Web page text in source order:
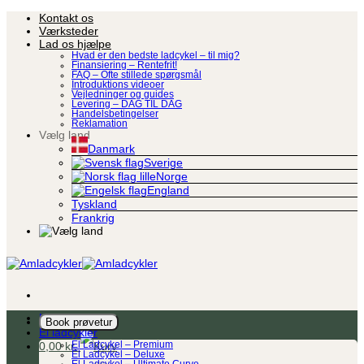
Fortsæt
indhold
Kontakt os
Værksteder
Lad os hjælpe
Hvad er den bedste ladcykel – til mig?
Finansiering – Rentefrit!
FAQ – Ofte stillede spørgsmål
Introduktions videoer
Vejledninger og guides
Levering – DAG TIL DAG
Handelsbetingelser
Reklamation
Vælg land
Danmark
Sverige
Norge
England
Tyskland
Frankrig
Book prøvetur
0,00kr.
Ladcykel
El ladcykler
El Ladcykel – Premium
El Ladcykel – Deluxe